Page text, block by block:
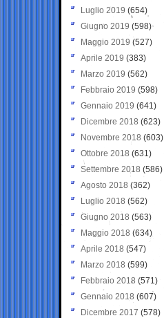
Luglio 2019 (654)
Giugno 2019 (598)
Maggio 2019 (527)
Aprile 2019 (383)
Marzo 2019 (562)
Febbraio 2019 (598)
Gennaio 2019 (641)
Dicembre 2018 (623)
Novembre 2018 (603)
Ottobre 2018 (631)
Settembre 2018 (586)
Agosto 2018 (362)
Luglio 2018 (562)
Giugno 2018 (563)
Maggio 2018 (634)
Aprile 2018 (547)
Marzo 2018 (599)
Febbraio 2018 (571)
Gennaio 2018 (607)
Dicembre 2017 (578)